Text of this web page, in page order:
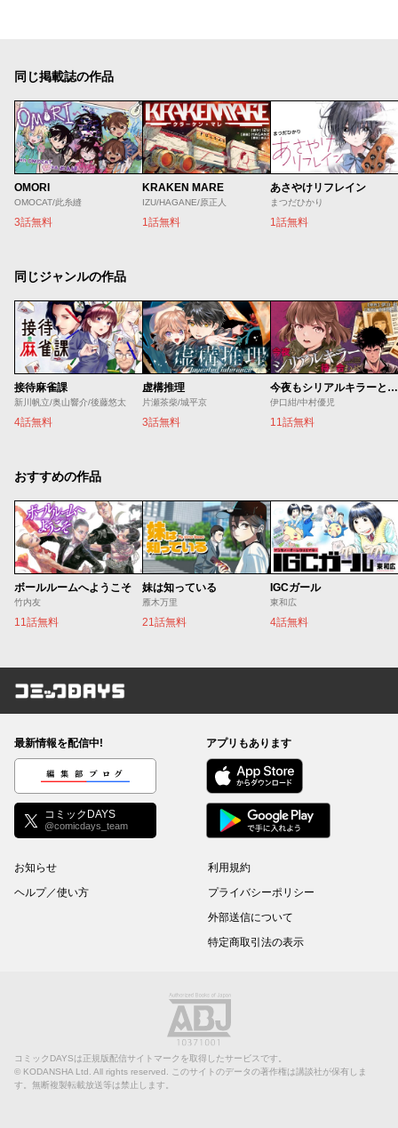
同じ掲載誌の作品
OMORI
OMOCAT/此糸縫
3話無料
KRAKEN MARE
IZU/HAGANE/原正人
1話無料
あさやけリフレイン
まつだひかり
1話無料
同じジャンルの作品
接待麻雀課
新川帆立/奥山響介/後藤悠太
4話無料
虚構推理
片瀬茶柴/城平京
3話無料
今夜もシリアルキラーと待ち合わせ
伊口紺/中村優児
11話無料
おすすめの作品
ボールルームへようこそ
竹内友
11話無料
妹は知っている
雁木万里
21話無料
IGCガール
東和広
4話無料
コミックDAYS
最新情報を配信中!
編集部ブログ
コミックDAYS
@comicdays_team
アプリもあります
お知らせ
ヘルプ／使い方
利用規約
プライバシーポリシー
外部送信について
特定商取引法の表示
コミックDAYSは正規版配信サイトマークを取得したサービスです。
© KODANSHA Ltd. All rights reserved. このサイトのデータの著作権は講談社が保有しま
す。無断複製転載放送等は禁止します。